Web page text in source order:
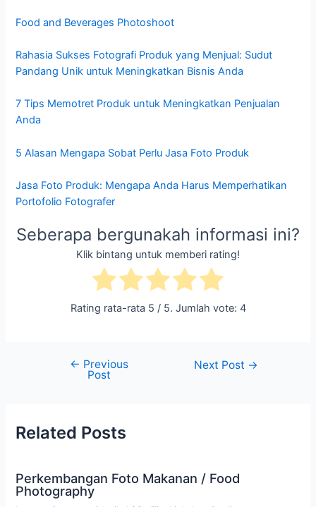
Food and Beverages Photoshoot
Rahasia Sukses Fotografi Produk yang Menjual: Sudut
Pandang Unik untuk Meningkatkan Bisnis Anda
7 Tips Memotret Produk untuk Meningkatkan Penjualan
Anda
5 Alasan Mengapa Sobat Perlu Jasa Foto Produk
Jasa Foto Produk: Mengapa Anda Harus Memperhatikan
Portofolio Fotografer
Seberapa bergunakah informasi ini?
Klik bintang untuk memberi rating!
Rating rata-rata 5 / 5. Jumlah vote: 4
← Previous
Post
Next Post →
Related Posts
Perkembangan Foto Makanan / Food
Photography